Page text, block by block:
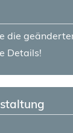
die
Details!